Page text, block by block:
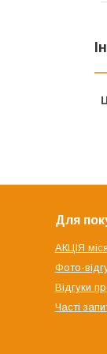
Для
АКЦІЯ
Фото-
Відгуки
Часті